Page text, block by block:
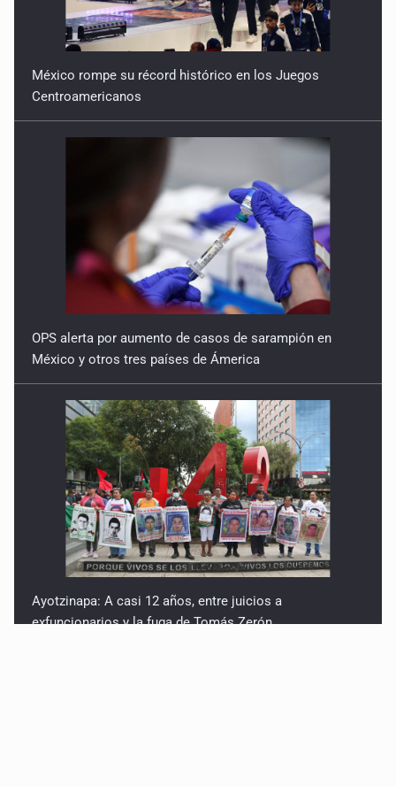
México rompe su récord histórico en los Juegos
Centroamericanos
OPS alerta por aumento de casos de sarampión en
México y otros tres países de Ámerica
Ayotzinapa: A casi 12 años, entre juicios a
exfuncionarios y la fuga de Tomás Zerón